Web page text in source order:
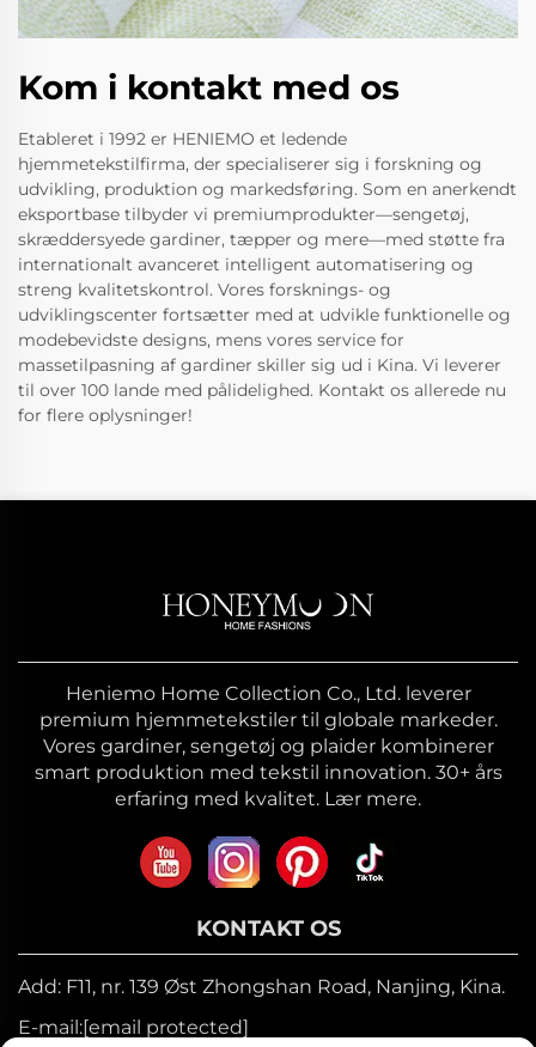
Kom i kontakt med os
Etableret i 1992 er HENIEMO et ledende
hjemmetekstilfirma, der specialiserer sig i forskning og
udvikling, produktion og markedsføring. Som en anerkendt
eksportbase tilbyder vi premiumprodukter—sengetøj,
skræddersyede gardiner, tæpper og mere—med støtte fra
internationalt avanceret intelligent automatisering og
streng kvalitetskontrol. Vores forsknings- og
udviklingscenter fortsætter med at udvikle funktionelle og
modebevidste designs, mens vores service for
massetilpasning af gardiner skiller sig ud i Kina. Vi leverer
til over 100 lande med pålidelighed. Kontakt os allerede nu
for flere oplysninger!
Heniemo Home Collection Co., Ltd. leverer
premium hjemmetekstiler til globale markeder.
Vores gardiner, sengetøj og plaider kombinerer
smart produktion med tekstil innovation. 30+ års
erfaring med kvalitet. Lær mere.
KONTAKT OS
Add: F11, nr. 139 Øst Zhongshan Road, Nanjing, Kina.
E-mail:[email protected]